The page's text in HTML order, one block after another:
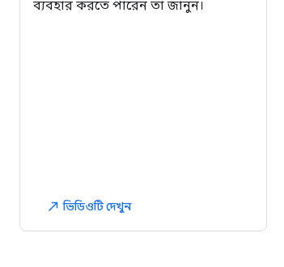
ব্যবহার করতে পারেন তা জানুন।
north_east ভিডিওটি দেখুন